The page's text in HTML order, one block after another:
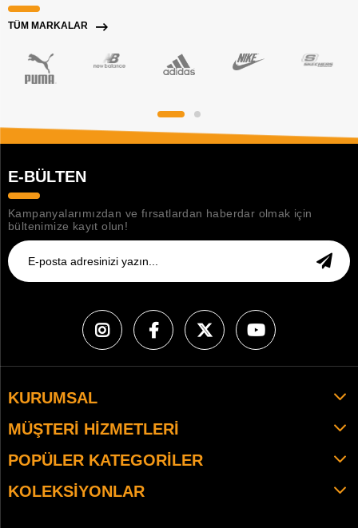
TÜM MARKALAR
E-BÜLTEN
Kampanyalarımızdan ve fırsatlardan haberdar olmak için
bültenimize kayıt olun!
KURUMSAL
MÜŞTERI HIZMETLERI
POPÜLER KATEGORILER
KOLEKSIYONLAR